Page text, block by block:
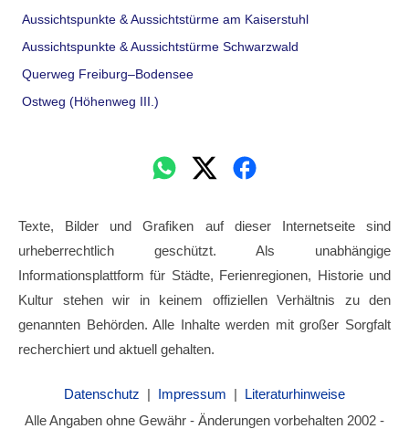
Aussichtspunkte & Aussichtstürme am Kaiserstuhl
Aussichtspunkte & Aussichtstürme Schwarzwald
Querweg Freiburg–Bodensee
Ostweg (Höhenweg III.)
Texte, Bilder und Grafiken auf dieser Internetseite sind
urheberrechtlich geschützt. Als unabhängige
Informationsplattform für Städte, Ferienregionen, Historie und
Kultur stehen wir in keinem offiziellen Verhältnis zu den
genannten Behörden. Alle Inhalte werden mit großer Sorgfalt
recherchiert und aktuell gehalten.
Datenschutz | Impressum | Literaturhinweise
Alle Angaben ohne Gewähr - Änderungen vorbehalten 2002 -